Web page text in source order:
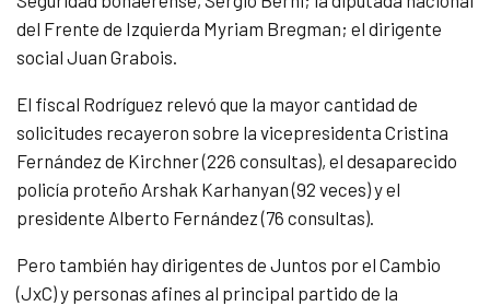
del Frente de Izquierda Myriam Bregman; el dirigente
social Juan Grabois.
El fiscal Rodríguez relevó que la mayor cantidad de
solicitudes recayeron sobre la vicepresidenta Cristina
Fernández de Kirchner (226 consultas), el desaparecido
policía proteño Arshak Karhanyan (92 veces) y el
presidente Alberto Fernández (76 consultas).
Pero también hay dirigentes de Juntos por el Cambio
(JxC) y personas afines al principal partido de la